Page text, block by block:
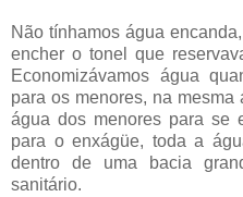
Não tínhamos água
encher o tonel que
Economizávamos água
para os menores, na
água dos menores para se
para o enxágüe, toda a
dentro de uma bacia
sanitário.